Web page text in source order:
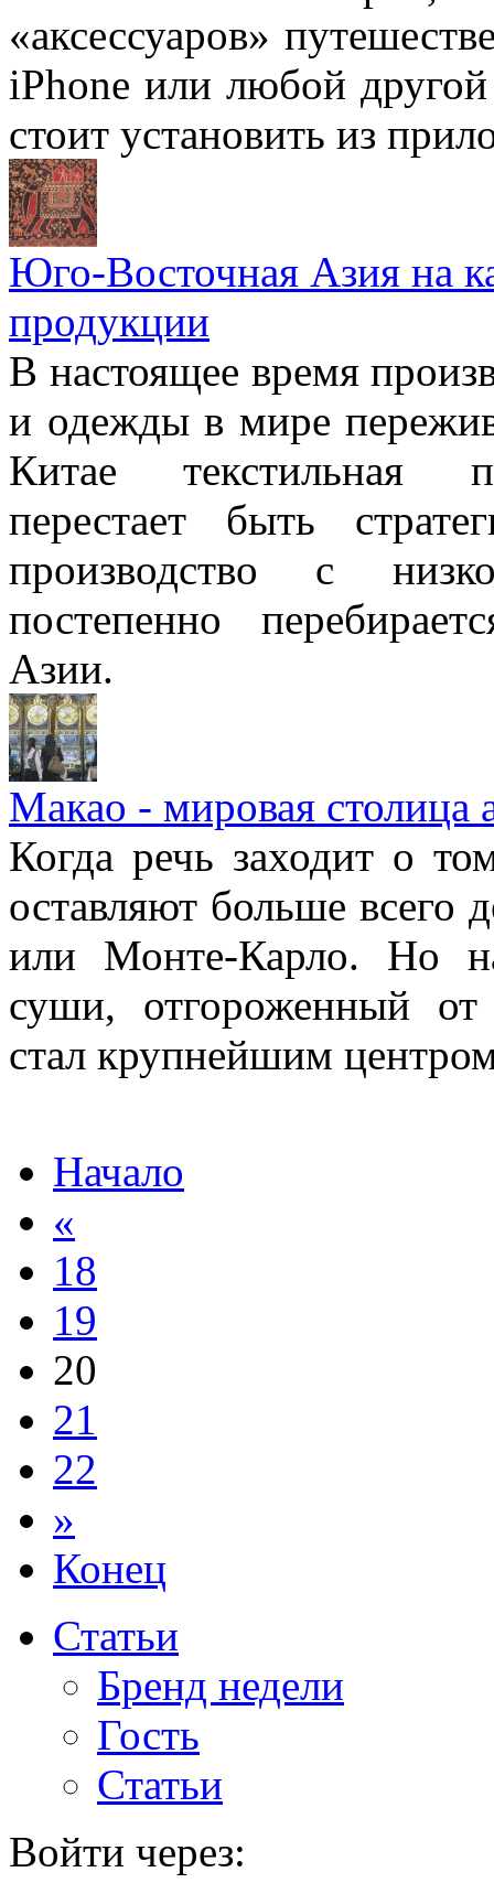
«аксессуаров»
iPhone или любой
стоит установить из
Юго-Восточная Азия на
продукции
В настоящее время
и одежды в мире
Китае текстильная
перестает быть
производство с
постепенно
Азии.
Макао - мировая столица
Когда речь заходит о
оставляют больше всего
или Монте-Карло. Но
суши, отгороженный
стал крупнейшим
Начало
«
18
19
20
21
22
»
Конец
Статьи
Бренд недели
Гость
Статьи
Войти через: